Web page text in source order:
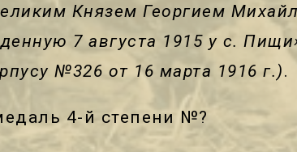
Князем Георгием
7 августа 1915 у с.
№326 от 16 марта 1916 г.).
4-й степени №?